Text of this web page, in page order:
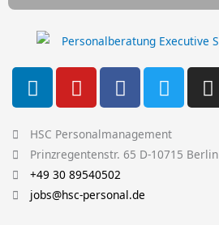
L
i
n
k
e
d
i
Y
o
u
t
u
b
e
F
a
c
e
b
o
o
T
w
i
t
t
I
n
s
a
HSC Personalmanagement
Prinzregentenstr. 65 D-10715 Berlin
+49 30 89540502
jobs@hsc-personal.de